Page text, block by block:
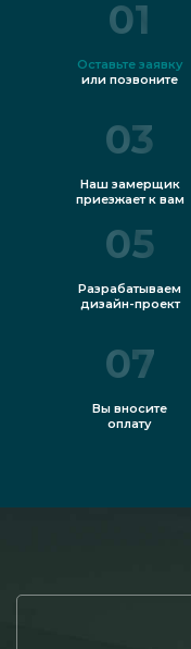
01
Оставьте заявку
или позвоните
03
Наш замерщик
приезжает к вам
05
Разрабатываем
дизайн-проект
07
Вы вносите
оплату